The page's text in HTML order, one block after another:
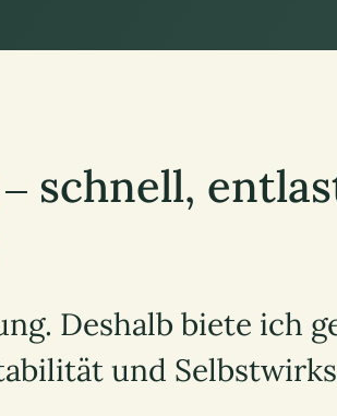
schnell,
Deshalb biete ich
und